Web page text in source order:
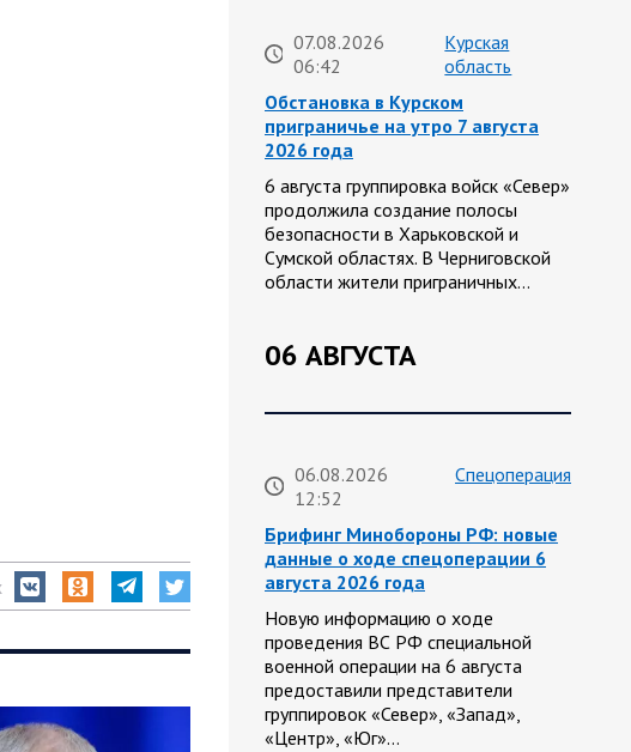
07.08.2026
06:42
Курская
область
Обстановка в Курском
приграничье на утро 7 августа
2026 года
6 августа группировка войск «Север»
продолжила создание полосы
безопасности в Харьковской и
Сумской областях. В Черниговской
области жители приграничных…
06 АВГУСТА
06.08.2026
12:52
Спецоперация
Брифинг Минобороны РФ: новые
данные о ходе спецоперации 6
августа 2026 года
Новую информацию о ходе
проведения ВС РФ специальной
военной операции на 6 августа
предоставили представители
группировок «Север», «Запад»,
«Центр», «Юг»…